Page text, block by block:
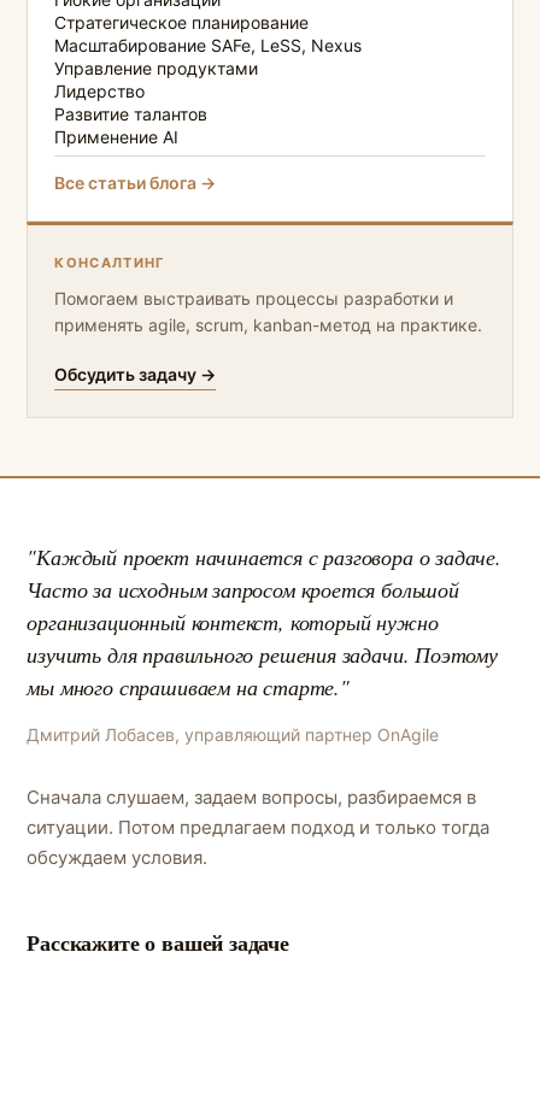
Стратегическое планирование
Масштабирование SAFe, LeSS, Nexus
Управление продуктами
Лидерство
Развитие талантов
Применение AI
Все статьи блога →
КОНСАЛТИНГ
Помогаем выстраивать процессы разработки и
применять agile, scrum, kanban-метод на практике.
Обсудить задачу →
"Каждый проект начинается с разговора о задаче.
Часто за исходным запросом кроется большой
организационный контекст, который нужно
изучить для правильного решения задачи. Поэтому
мы много спрашиваем на старте."
Дмитрий Лобасев, управляющий партнер OnAgile
Сначала слушаем, задаем вопросы, разбираемся в
ситуации. Потом предлагаем подход и только тогда
обсуждаем условия.
Расскажите о вашей задаче